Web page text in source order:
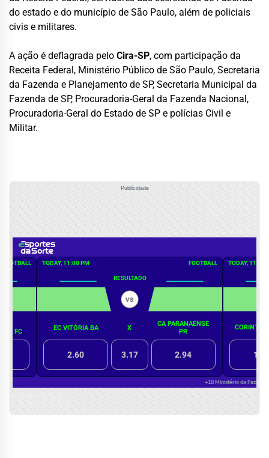
do estado e do município de São Paulo, além de policiais
civis e militares.
A ação é deflagrada pelo Cira-SP, com participação da
Receita Federal, Ministério Público de São Paulo, Secretaria
da Fazenda e Planejamento de SP, Secretaria Municipal da
Fazenda de SP, Procuradoria-Geral da Fazenda Nacional,
Procuradoria-Geral do Estado de SP e polícias Civil e
Militar.
Publicidade